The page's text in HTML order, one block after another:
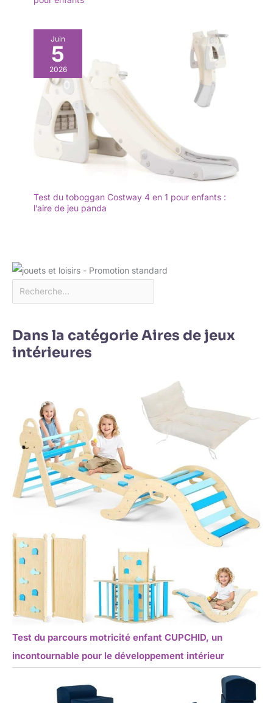
Juin
5
2026
Test du toboggan Costway 4 en 1 pour enfants :
l’aire de jeu panda
Dans la catégorie Aires de jeux
intérieures
Test du parcours motricité enfant CUPCHID, un
incontournable pour le développement intérieur